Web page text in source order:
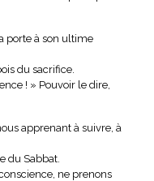
porte à son ultime
du sacrifice.
! » Pouvoir le dire,
apprenant à suivre, à
du Sabbat.
ne prenons